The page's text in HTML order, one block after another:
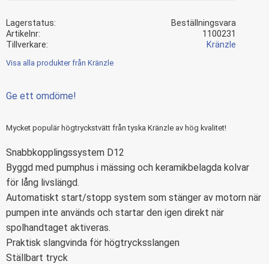
Lagerstatus
Beställningsvara
Artikelnr
1100231
Tillverkare
Kränzle
Visa alla produkter från Kränzle
Ge ett omdöme!
Mycket populär högtryckstvätt från tyska Kränzle av hög kvalitet!
Snabbkopplingssystem D12
Byggd med pumphus i mässing och keramikbelagda kolvar
för lång livslängd.
Automatiskt start/stopp system som stänger av motorn när
pumpen inte används och startar den igen direkt när
spolhandtaget aktiveras.
Praktisk slangvinda för högtrycksslangen
Ställbart tryck